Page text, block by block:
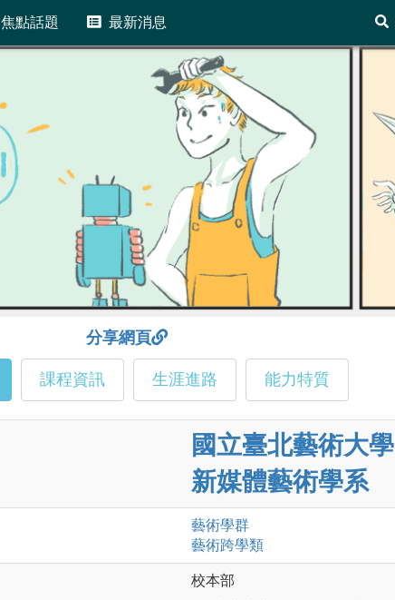
焦點話題 最新消息
分享網頁
課程資訊 生涯進路 能力特質
國立臺北藝術大學
新媒體藝術學系
藝術學群
藝術跨學類
校本部